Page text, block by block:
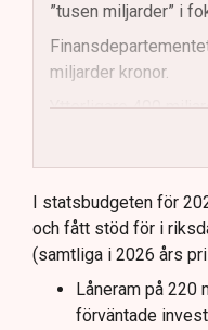
”tusen miljarder” i
miljarder kronor.
Ytterligare 400
påverka statens
Totala uppskattade
annat möjliga
Regeringen och
investeringens
I statsbudgeten för
och fått stöd för i
(samtliga i 2026 års
Låneram på 220
förväntade